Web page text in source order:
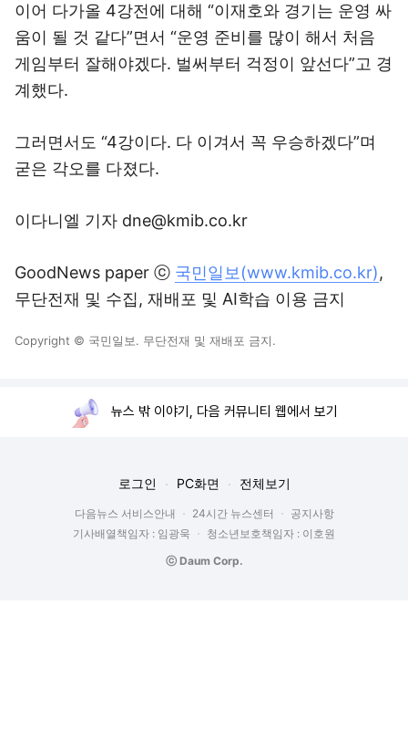
이어 다가올 4강전에 대해 “이재호와 경기는 운영 싸
움이 될 것 같다”면서 “운영 준비를 많이 해서 처음
게임부터 잘해야겠다. 벌써부터 걱정이 앞선다”고 경
계했다.
그러면서도 “4강이다. 다 이겨서 꼭 우승하겠다”며
굳은 각오를 다졌다.
이다니엘 기자 dne@kmib.co.kr
GoodNews paper ⓒ 국민일보(www.kmib.co.kr),
무단전재 및 수집, 재배포 및 AI학습 이용 금지
Copyright © 국민일보. 무단전재 및 재배포 금지.
뉴스 밖 이야기, 다음 커뮤니티 웹에서 보기
로그인 PC화면 전체보기
다음뉴스 서비스안내 24시간 뉴스센터
공지사항
기사배열책임자 : 임광욱
청소년보호책임자 : 이호원
ⓒ Daum Corp.